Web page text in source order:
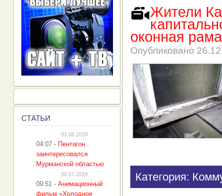
Жители
оконная рама
Опубликовано
Категория:
СТАТЬИ
01.08.2019
04:07 - Пентагон
заинтересовался
Мурманской областью
20.07.2019
09:51 - Анимационный
фильм «Холодное